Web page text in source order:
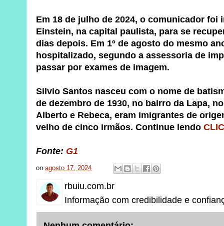
Em 18 de julho de 2024, o comunicador
Einstein, na capital paulista, para se
dias depois. Em 1º de agosto do mesmo
hospitalizado, segundo a assessoria de
passar por exames de imagem.
Silvio Santos nasceu com o nome de
de dezembro de 1930, no bairro da Lapa,
Alberto e Rebeca, eram imigrantes de
velho de cinco irmãos. Continue lendo
Fonte: G1
onagosto 17, 2024
rbuiu.com.br
Informação com credibilidade e